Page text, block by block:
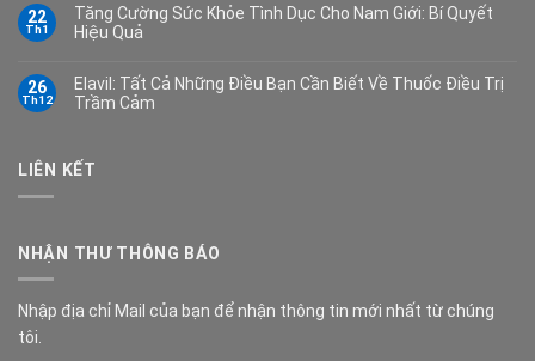
22
Th1
Tăng Cường Sức Khỏe Tình Dục Cho Nam Giới: Bí Quyết
Hiệu Quả
26
Th12
Elavil: Tất Cả Những Điều Bạn Cần Biết Về Thuốc Điều Trị
Trầm Cảm
LIÊN KẾT
NHẬN THƯ THÔNG BÁO
Nhập địa chỉ Mail của bạn để nhận thông tin mới nhất từ chúng
tôi.